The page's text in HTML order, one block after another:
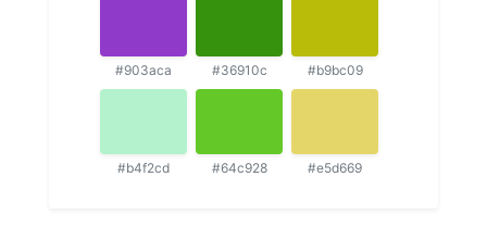
#903aca #36910c #b9bc09
#b4f2cd #64c928 #e5d669